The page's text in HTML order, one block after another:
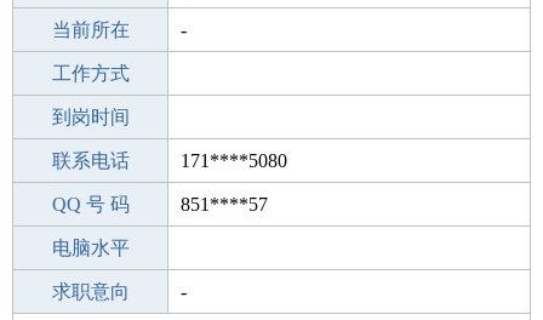
所学专业 -
当前所在 -
工作经验
工作方式
驾 照
到岗时间
期望月薪
联系电话 171****5080
手机号码 171****5080
QQ 号 码 851****57
微信号码
电脑水平
外语水平
求职意向 -